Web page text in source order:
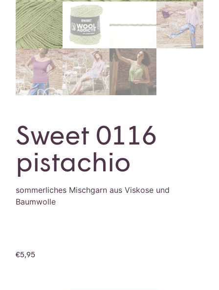
Sweet 0116
pistachio
sommerliches Mischgarn aus Viskose und
Baumwolle
€5,95